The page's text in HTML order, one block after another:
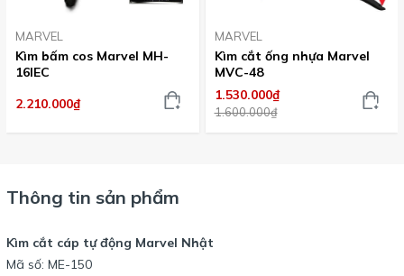
MARVEL
Kìm bấm cos Marvel MH-
16IEC
2.210.000₫
MARVEL
Kìm cắt ống nhựa Marvel
MVC-48
1.530.000₫
1.600.000₫
Thông tin sản phẩm
Kìm cắt cáp tự động Marvel Nhật
Mã số: ME-150